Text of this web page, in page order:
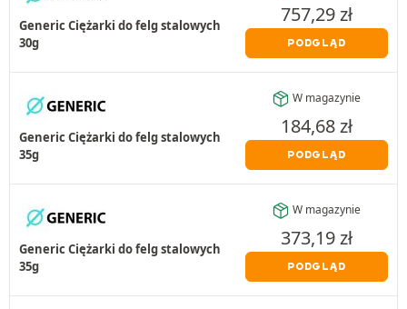
Generic Ciężarki do felg stalowych
30g
757,29zł
PODGLĄD
Generic Ciężarki do felg stalowych
35g
W magazynie
184,68zł
PODGLĄD
Generic Ciężarki do felg stalowych
35g
W magazynie
373,19zł
PODGLĄD